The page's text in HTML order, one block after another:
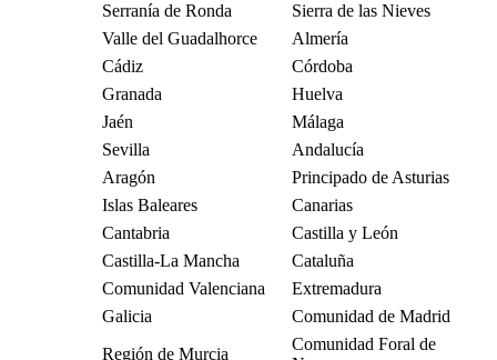
Serranía de Ronda
Sierra de las Nieves
Valle del Guadalhorce
Almería
Cádiz
Córdoba
Granada
Huelva
Jaén
Málaga
Sevilla
Andalucía
Aragón
Principado de Asturias
Islas Baleares
Canarias
Cantabria
Castilla y León
Castilla-La Mancha
Cataluña
Comunidad Valenciana
Extremadura
Galicia
Comunidad de Madrid
Región de Murcia
Comunidad Foral de